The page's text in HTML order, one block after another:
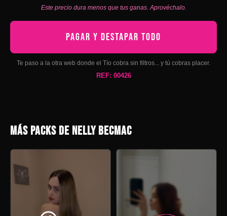
Este precio dura menos que tus ganas. Aprovéchalo.
PAGAR Y DESTAPAR TODO
Te paso a la otra web donde el Tío cobra sin filtros... y tú cobras placer.
REF: 00426
MÁS PACKS DE NELLY BECMAC